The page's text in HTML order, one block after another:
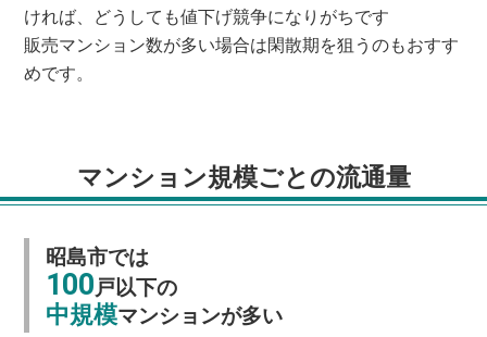
ければ、どうしても値下げ競争になりがちです
販売マンション数が多い場合は閑散期を狙うのもおすす
めです。
マンション規模ごとの流通量
昭島市では
100戸以下の
中規模マンションが多い